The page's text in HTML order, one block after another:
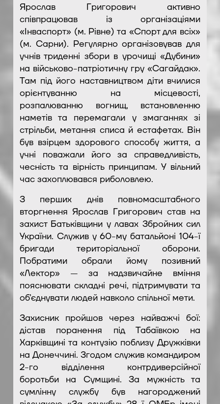
Ярослав Григорович активно
співпрацював із організаціями
«Інваспорт» (м. Рівне) та «Спорт для всіх»
(м. Сарни). Регулярно організовував для
учнів триденні збори в урочищі «Дубини»
на військово-патріотичну гру «Сагайдак».
Там під його наставництвом діти вчилися
орієнтуванню на місцевості,
розпалюванню вогнищ, встановленню
наметів та перемагали у змаганнях зі
стрільби, метання списа й естафетах. Він
був взірцем здорового способу життя, а
учні поважали його за справедливість,
чесність та вірність принципам. У вільний
час захоплювався риболовлею.
З перших днів повномасштабного
вторгнення Ярослав Григорович став на
захист Батьківщини у лавах Збройних сил
України. Служив у 60-му батальйоні 104-ї
бригади територіальної оборони.
Побратими обрали йому позивний
«Лектор» — за надзвичайне вміння
пояснювати складні речі, підтримувати та
об’єднувати людей навколо спільної мети.
Захисник пройшов через найважчі бої:
дістав поранення під Табаївкою на
Харківщині та контузію поблизу Дружківки
на Донеччині. Згодом служив командиром
2-го відділення контрдиверсійної
боротьби на Сумщині. За мужність та
сумлінну службу був нагороджений